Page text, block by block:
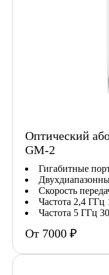
Оптический
GM-2
Гигабитные
Скорость
Частота 2,4
Частота 5 ГГц
От 7000 ₽